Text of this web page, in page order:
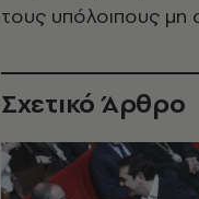
τους υπόλοιπους μη
Σχετικό Άρθρο